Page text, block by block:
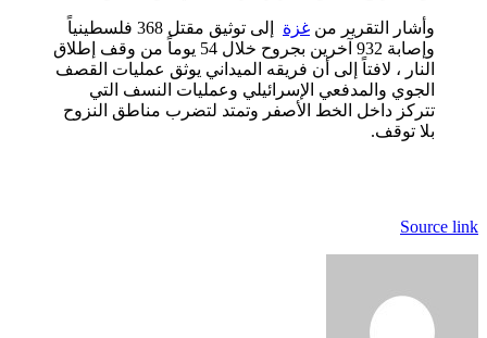
وأشار التقرير من غزة
إلى توثيق مقتل 368 فلسطينياً
وإصابة 932 آخرين بجروح خلال 54 يوماً من وقف إطلاق
النار ، لافتاً إلى أن فريقه الميداني يوثق عمليات القصف
الجوي والمدفعي الإسرائيلي وعمليات النسف التي
تتركز داخل الخط الأصفر وتمتد لتضرب مناطق النزوح
بلا توقف.
Source link